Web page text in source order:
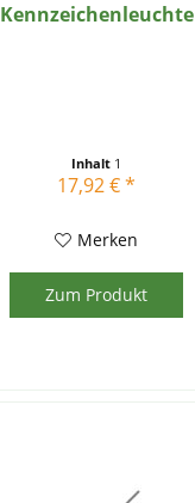
Kennzeichenleuchte
Inhalt 1
17,92 € *
Merken
Zum Produkt